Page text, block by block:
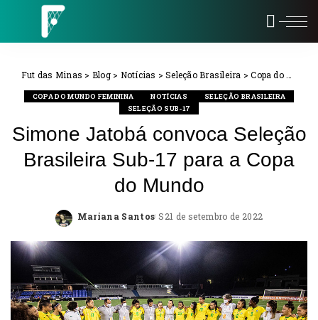
Fut das Minas > Blog> Notícias >Seleção Brasileira >Copa do Mundo Feminina
COPA DO MUNDO FEMININA NOTÍCIAS
SELEÇÃO BRASILEIRA
SELEÇÃO SUB-17
Simone Jatobá convoca Seleção
Brasileira Sub-17 para a Copa
do Mundo
Posted
Mariana Santos 21 de setembro de 2022